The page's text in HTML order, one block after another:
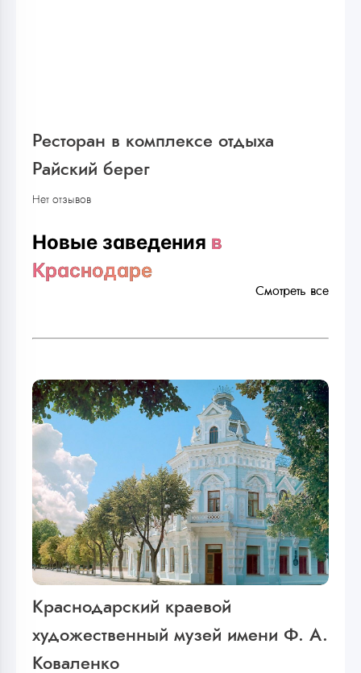
Ресторан в комплексе отдыха
Райский берег
Нет отзывов
Новые заведения в
Краснодаре
Смотреть все
Краснодарский краевой
художественный музей имени Ф. А.
Коваленко